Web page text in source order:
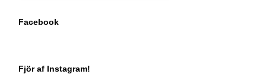
Facebook
Fjör af Instagram!